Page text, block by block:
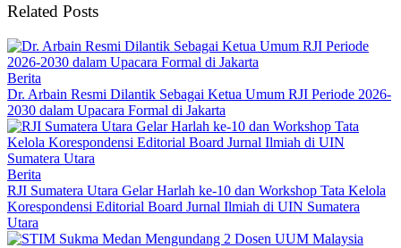
Related Posts
Berita
Dr. Arbain Resmi Dilantik Sebagai Ketua Umum RJI Periode 2026-
2030 dalam Upacara Formal di Jakarta
Berita
RJI Sumatera Utara Gelar Harlah ke-10 dan Workshop Tata Kelola
Korespondensi Editorial Board Jurnal Ilmiah di UIN Sumatera
Utara